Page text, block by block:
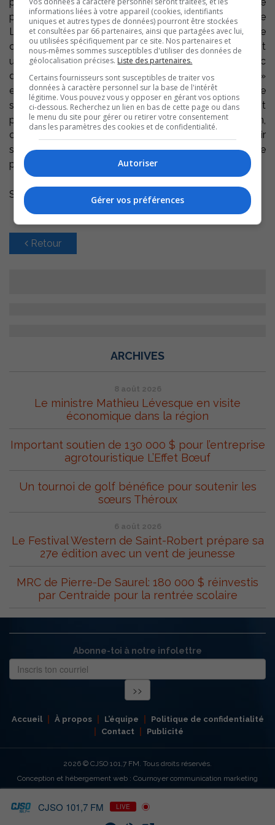
plutôt rare de voir le même compositeur remporter ce
prix deux années d’affilée, au camp musical de
Lanaudière. Par contre, on remarquait cette année une
composition plus recherchée, plus structurée, possédant
un jeu plus technique et une rythmique complexe, avec
de beaux passages mélodiques. «« Le guerrier oublié »
explore le clavier dans sa totalité. Le premier thème de
sa pièce se veut rapide et cristallin puis le second est
plutôt sévère et magistral. À la fin de sa composition,
ces deux thèmes sont joués simultanément pour aboutir
sur une sonorité songeuse et fluide. Le titre de sa pièce
porte bien son nom », soulignait madame Berthiaume.
Source : Nathalie Berthiaume et Jean Doyon. STM
Retour
ARCHIVES
8 août 2026
Le ministre Mathieu Lévesque en visite
économique dans la région
Important soutien de 130 000 $ pour l’entreprise
agrotouristique L’Effet Bœuf
Un tournoi de golf bénéfice pour soutenir les
sœurs Théroux
6 août 2026
Le Festival Western de Saint-Robert prépare sa
27e édition avec un vent de jeunesse
MRC de Pierre-De Saurel: 180 000 $ réinvestis
par Centraide pour la rentrée scolaire
Abonne-toi à notre infolettre
Accueil À propos L’équipe
Politique de confidentialité
Contact
Publicité
2026 © CJSO 101,7 FM. Tous droits réservés.
Conception et hébergement web : Cournoyer communication marketing
CJSO 101,7 FM LIVE
informations liées à votre appareil (cookies, identifiants
uniques et autres types de données) pourront être stockées
et consultées par 66 partenaires, ainsi que partagées avec lui,
ou utilisées spécifiquement par ce site. Nos partenaires et
nous-mêmes sommes susceptibles d'utiliser des données de
géolocalisation précises. Liste des partenaires.
Certains fournisseurs sont susceptibles de traiter vos
données à caractère personnel sur la base de l'intérêt
légitime. Vous pouvez vous y opposer en gérant vos options
ci-dessous. Recherchez un lien en bas de cette page ou dans
le menu du site pour gérer ou retirer votre consentement
dans les paramètres des cookies et de confidentialité.
Autoriser
Gérer vos préférences